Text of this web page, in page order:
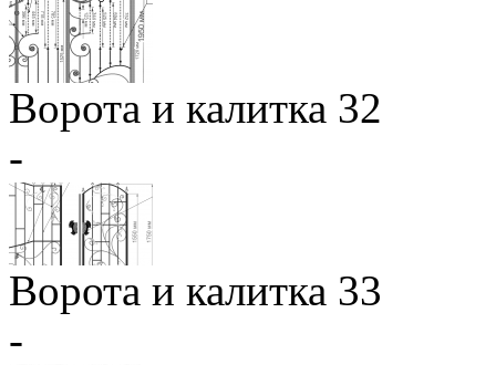
Ворота и калитка 32
-
Ворота и калитка 33
-